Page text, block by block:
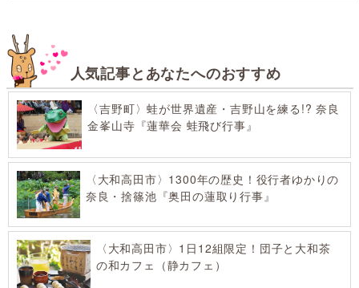
人気記事とあなたへのおすすめ
〈吉野町〉蛙が世界遺産・吉野山を練る!? 奈良
金峯山寺『蓮華会 蛙飛び行事』
〈大和高田市〉1300年の歴史！役行者ゆかりの
奈良・捨篠池『奥田の蓮取り行事』
〈大和高田市〉1日12組限定！団子と大和茶
の和カフェ（静カフェ）